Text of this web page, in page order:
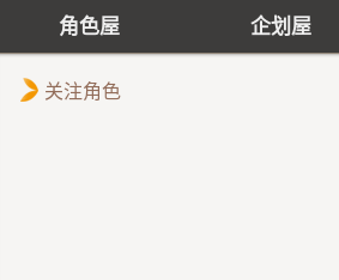
角色屋 企划屋
关注角色